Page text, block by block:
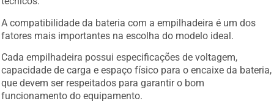
fatores mais importantes na escolha do modelo ideal.
Cada empilhadeira possui especificações de voltagem,
capacidade de carga e espaço físico para o encaixe da bateria,
que devem ser respeitados para garantir o bom
funcionamento do equipamento.